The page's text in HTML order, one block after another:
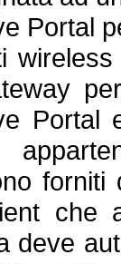
Portal
Portal
forniti
che
deve